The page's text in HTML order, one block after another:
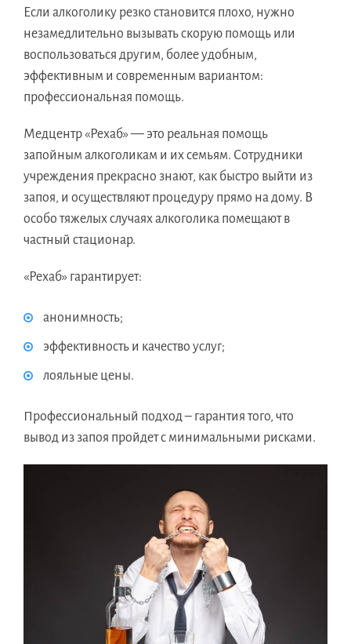
Если алкоголику резко становится плохо, нужно
незамедлительно вызывать скорую помощь или
воспользоваться другим, более удобным,
эффективным и современным вариантом:
профессиональная помощь.
Медцентр «Рехаб» — это реальная помощь
запойным алкоголикам и их семьям. Сотрудники
учреждения прекрасно знают, как быстро выйти из
запоя, и осуществляют процедуру прямо на дому. В
особо тяжелых случаях алкоголика помещают в
частный стационар.
«Рехаб» гарантирует:
анонимность;
эффективность и качество услуг;
лояльные цены.
Профессиональный подход – гарантия того, что
вывод из запоя пройдет с минимальными рисками.